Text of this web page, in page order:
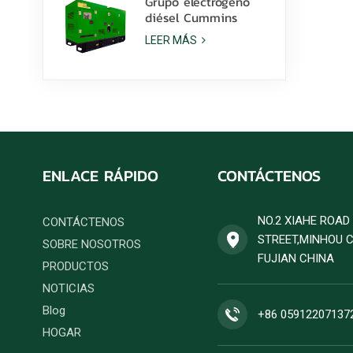
diésel Cummins
6ZTAA13-G2 de 425
kVA para aplicaciones
LEER MÁS
ENLACE RÁPIDO
CONTÁCTENOS
SOBRE NOSOTROS
PRODUCTOS
NOTICIAS
Blog
HOGAR
CONTÁCTENOS
NO.2 XIAHE
STREET,MINHOU
FUJIAN CHINA
+86